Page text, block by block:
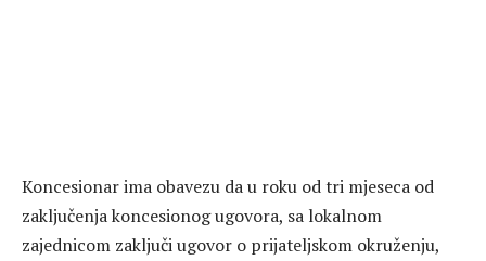
Koncesionar ima obavezu da u roku od tri mjeseca od
zaključenja koncesionog ugovora, sa lokalnom
zajednicom zaključi ugovor o prijateljskom okruženju,